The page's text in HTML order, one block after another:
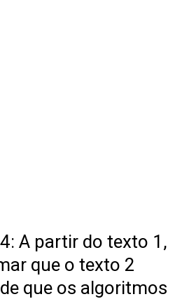
A partir do texto 1,
que o texto 2
que os algoritmos